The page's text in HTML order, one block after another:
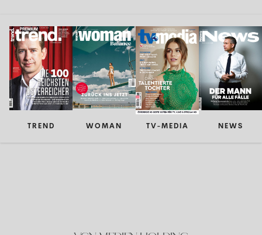
TREND WOMAN TV-MEDIA NEWS